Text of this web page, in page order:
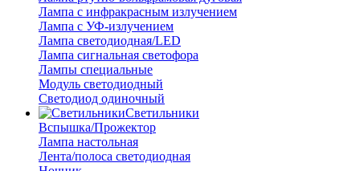
Лампа с инфракрасным излучением
Лампа с УФ-излучением
Лампа светодиодная/LED
Лампа сигнальная светофора
Лампы специальные
Модуль светодиодный
Светодиод одиночный
Светильники
Вспышка/Прожектор
Лампа настольная
Лента/полоса светодиодная